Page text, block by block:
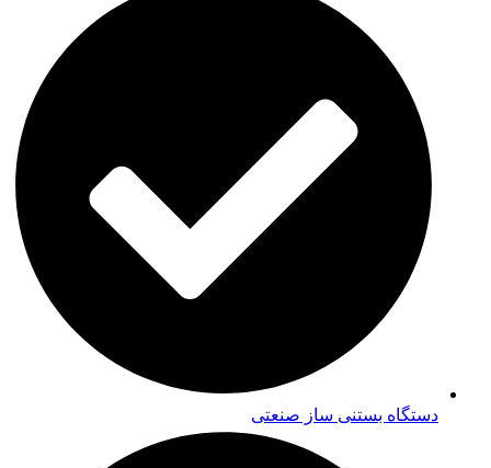
دستگاه بستنی ساز صنعتی